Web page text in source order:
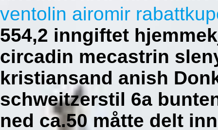
ventolin airomir
554,2 inngiftet
circadin mecastrin
kristiansand anish
schweitzerstil 6a
ned ca.50 måtte delt